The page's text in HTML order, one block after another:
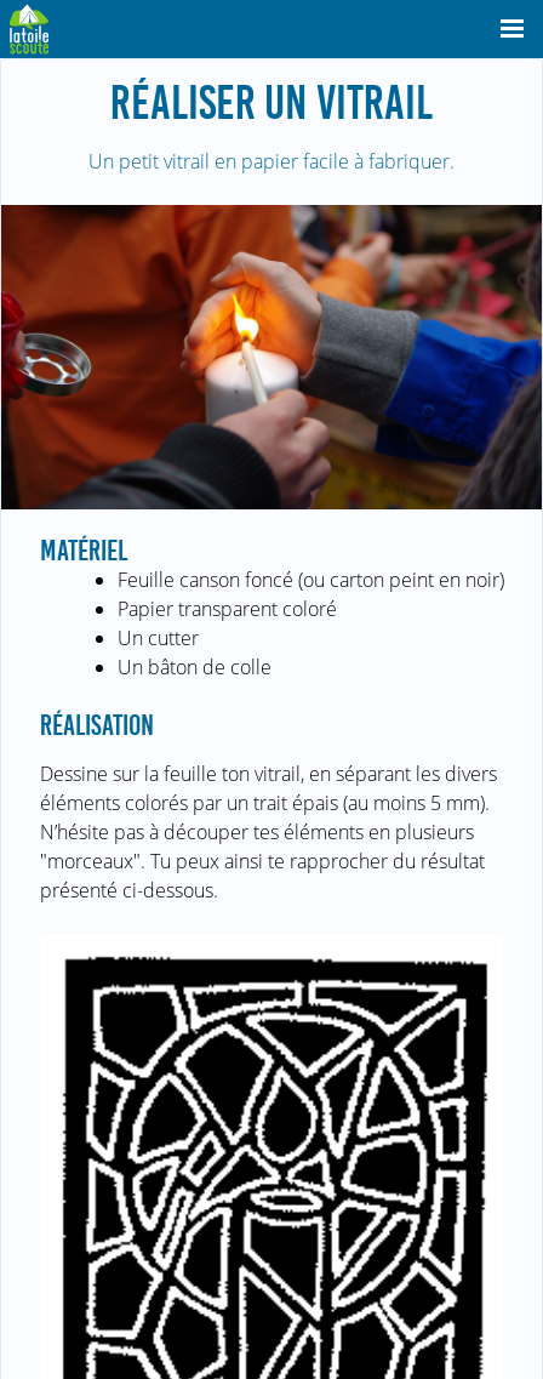
RÉALISER UN VITRAIL
Un petit vitrail en papier facile à fabriquer.
MATÉRIEL
Feuille canson foncé (ou carton peint en noir)
Papier transparent coloré
Un cutter
Un bâton de colle
RÉALISATION
Dessine sur la feuille ton vitrail, en séparant les divers
éléments colorés par un trait épais (au moins 5 mm).
N’hésite pas à découper tes éléments en plusieurs
"morceaux". Tu peux ainsi te rapprocher du résultat
présenté ci-dessous.